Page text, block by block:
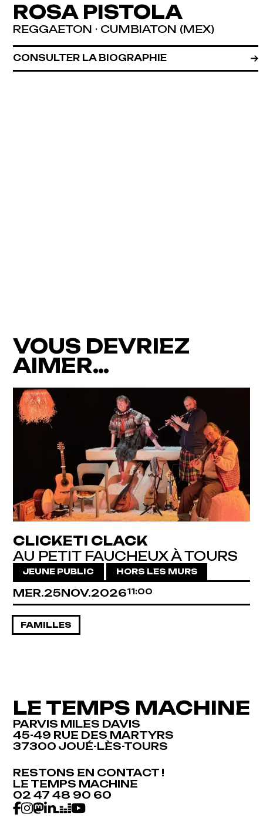
ROSA PISTOLA
REGGAETON · CUMBIATON (MEX)
CONSULTER LA BIOGRAPHIE
VOUS DEVRIEZ
AIMER…
CLICKETI CLACK
AU PETIT FAUCHEUX À TOURS
JEUNE PUBLIC HORS LES MURS
MERCREDI
MER.25NOVEMBRE
NOV.202611:00
FAMILLES
LE TEMPS MACHINE
PARVIS MILES DAVIS
45-49 RUE DES MARTYRS
37300 JOUÉ-LÈS-TOURS
RESTONS EN CONTACT !
LE TEMPS MACHINE
02 47 48 90 60